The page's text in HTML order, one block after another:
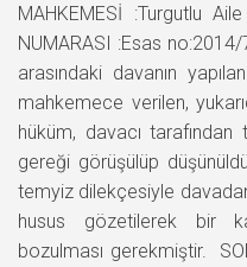
MAHKEMESİ :Turgutlu
NUMARASI :Esas
arasındaki davanın
mahkemece verilen,
hüküm, davacı
gereği görüşülüp
temyiz dilekçesiyle
husus gözetilerek bir
bozulması gerekmiştir.